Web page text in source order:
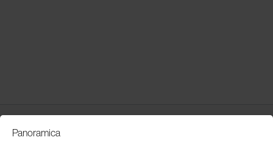
Customer Service
Panoramica